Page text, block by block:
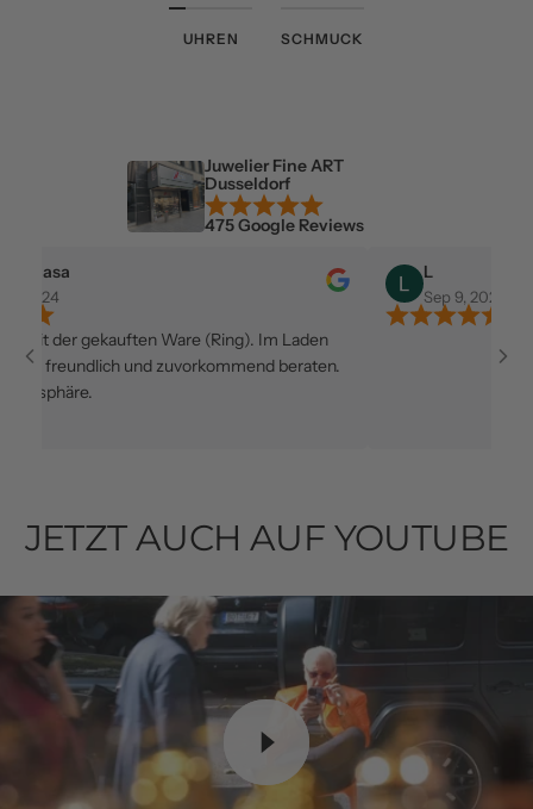
UHREN SCHMUCK
Juwelier Fine ART
Dusseldorf
475 Google Reviews
der gekauften Ware (Ring). Im Laden
freundlich und zuvorkommend beraten.
L
Sep 9, 2024
JETZT AUCH AUF YOUTUBE